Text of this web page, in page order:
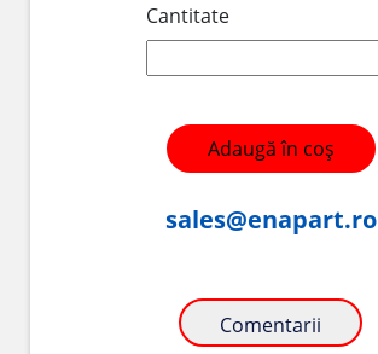
Cantitate
Adaugă în coș
sales@enapart.ro
Comentarii